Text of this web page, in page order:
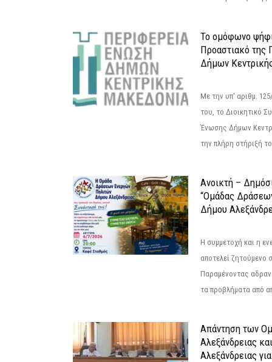
Το ομόφωνο
Προαστιακό της
Δήμων
Με την υπ' αριθμ.
του, το Διοικητικό
Ένωσης Δήμων
την πλήρη στήριξή
Ανοικτή –
“Ομάδας
Δήμου
Η συμμετοχή και η
αποτελεί ζητούμενο
Παραμένοντας
τα προβλήματα από
Απάντηση των
Αλεξάνδρειας
Αλεξάνδρειας